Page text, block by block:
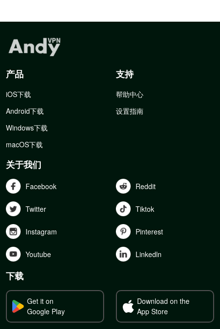
产品
iOS下载
Android下载
Windows下载
macOS下载
支持
帮助中心
设置指南
关于我们
Facebook Reddit
Twitter Tiktok
Instagram Pinterest
Youtube Linkedln
下载
Get it on
Google Play
Download on the
App Store